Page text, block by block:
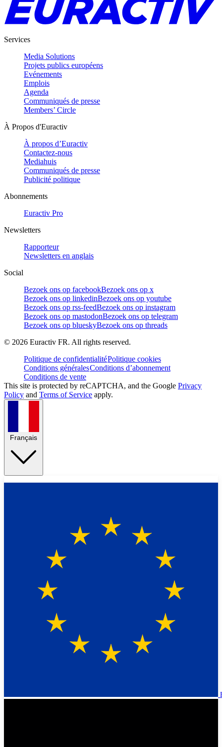
Services
Media Solutions
Projets publics européens
Evénements
Emplois
Agenda
Communiqués de presse
Members’ Circle
À Propos d'Euractiv
À propos d’Euractiv
Contactez-nous
Mediahuis
Communiqués de presse
Publicité politique
Abonnements
Euractiv Pro
Newsletters
Rapporteur
Newsletters en anglais
Social
Bezoek ons op facebookBezoek ons op x
Bezoek ons op linkedinBezoek ons op youtube
Bezoek ons op rss-feedBezoek ons op instagram
Bezoek ons op mastodonBezoek ons op telegram
Bezoek ons op blueskyBezoek ons op threads
© 2026 Euractiv FR. All rights reserved.
Politique de confidentialitéPolitique cookies
Conditions généralesConditions d’abonnement
Conditions de vente
This site is protected by reCAPTCHA, and the Google Privacy
Policy and Terms of Service apply.
Français